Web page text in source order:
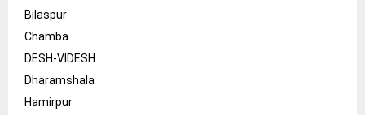
Bilaspur
Chamba
DESH-VIDESH
Dharamshala
Hamirpur